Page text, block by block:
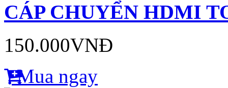
CÁP CHUYỂN HDMI
150.000VNĐ
Mua ngay